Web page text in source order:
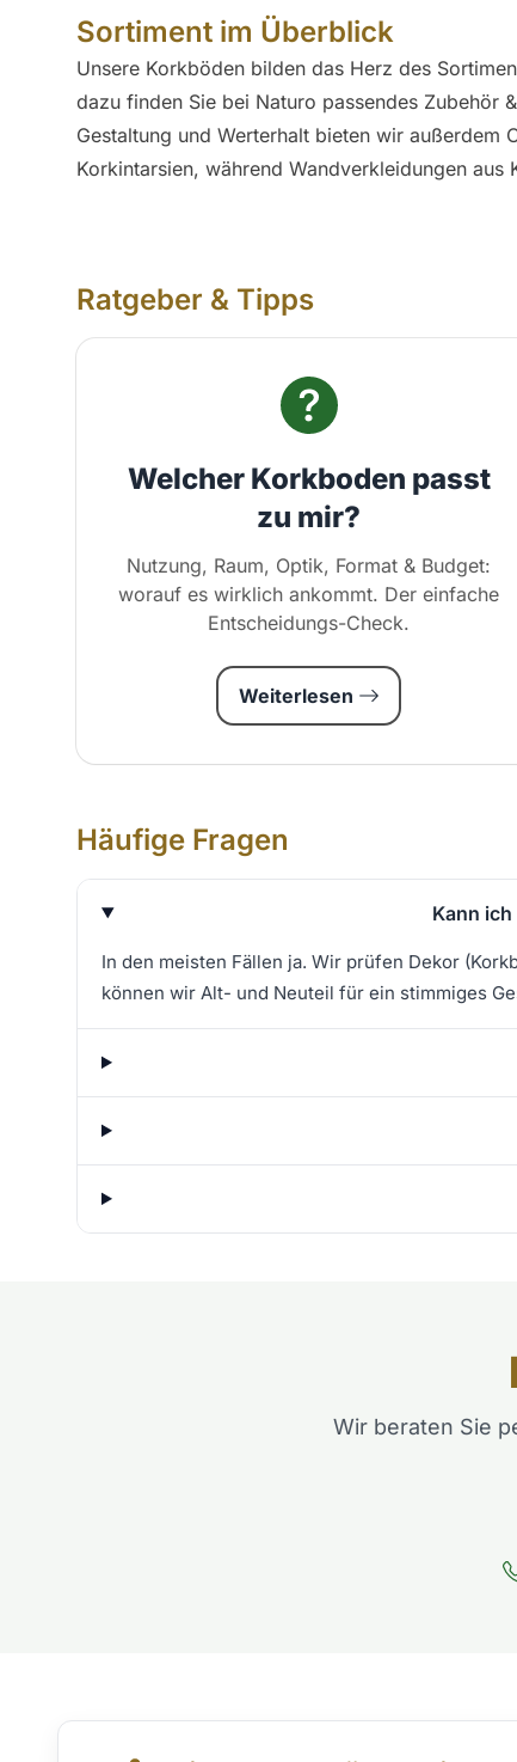
Sortiment im Überblick
Unsere Korkböden bilden das Herz des
dazu finden Sie bei Naturo passendes Zubehör
Gestaltung und Werterhalt bieten wir außerdem
Korkintarsien, während Wandverkleidungen aus
Ratgeber & Tipps
Welcher Korkboden passt
zu mir?
Nutzung, Raum, Optik, Format & Budget:
worauf es wirklich ankommt. Der einfache
Entscheidungs-Check.
Weiterlesen
Häufige Fragen
Kann
In den meisten Fällen ja. Wir prüfen Dekor
können wir Alt- und Neuteil für ein stimmiges
Wir beraten Sie